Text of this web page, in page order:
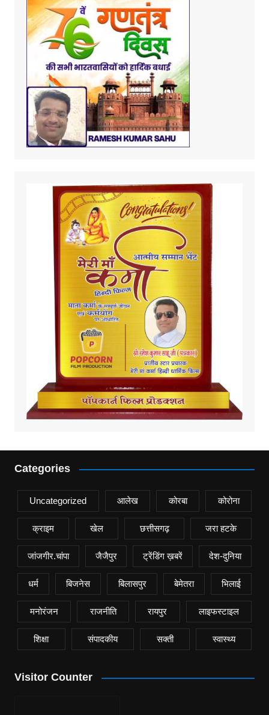
Categories
Uncategorized आलेख कोरबा कोरोना
क्राइम खेल छत्तीसगढ़ जरा हटके
जांजगीर.चांपा जैजैपुर ट्रेंडिंग ख़बरें देश-दुनिया
धर्म बिजनेस बिलासपुर बेमेतरा भिलाई
मनोरंजन राजनीति रायपुर लाइफस्टाइल
शिक्षा संपादकीय सक्ती स्वास्थ्य
Visitor Counter